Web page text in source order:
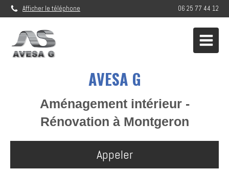
Afficher le téléphone 06 25 77 44 12
AVESA G
Aménagement intérieur -
Rénovation à Montgeron
Appeler